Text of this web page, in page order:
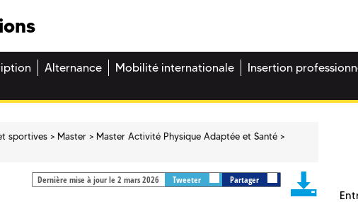
Alternance Mobilité internationale
Insertion
sportives Master
Master Activité Physique Adaptée et Santé
Dernière mise à jour le 2 mars 2026 Tweeter Partager